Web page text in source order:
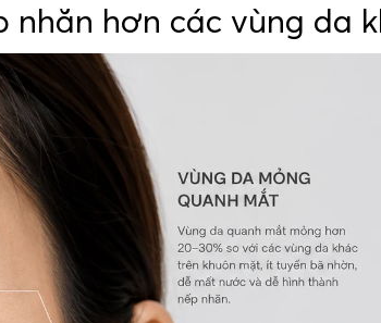
hơn các vùng da